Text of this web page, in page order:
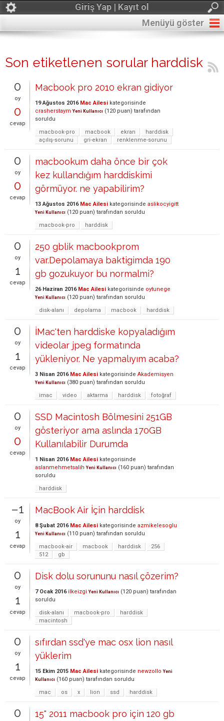
Giriş Yap | Kayıt ol
Menüyü göster
Son etiketlenen sorular harddisk
0
oy
0
cevap
Macbook pro 2010 ekran gidiyor
19 Ağustos 2016 Mac Ailesi kategorisinde
crasherstaym Yeni Kullanıcı (120 puan) tarafından
soruldu
macbook-pro
macbook ekran
harddisk
açılış-sorunu
gri-ekran renklenme-sorunu
0
oy
0
cevap
macbookum daha önce bir çok
kez kullandığım harddiskimi
görmüyor. ne yapabilirim?
13 Ağustos 2016 Mac Ailesi kategorisinde aslikocyigitt
Yeni Kullanıcı (120 puan) tarafından soruldu
macbook-pro
harddisk
0
oy
1
cevap
250 gblik macbookprom
var.Depolamaya baktigimda 190
gb gozukuyor bu normalmi?
26 Haziran 2016 Mac Ailesi kategorisinde oytunege
Yeni Kullanıcı (120 puan) tarafından soruldu
disk-alanı
depolama macbook harddisk
0
oy
1
cevap
İMac'ten harddiske kopyaladığım
videolar jpeg formatında
yükleniyor. Ne yapmalıyım acaba?
3 Nisan 2016 Mac Ailesi kategorisinde Akademisyen
Yeni Kullanıcı (380 puan) tarafından soruldu
imac
video aktarma harddisk fotoğraf
0
oy
0
cevap
SSD Macintosh Bölmesini 251GB
gösteriyor ama aslında 170GB
Kullanılabilir Durumda
1 Nisan 2016 Mac Ailesi kategorisinde
aslanmehmetsalih Yeni Kullanıcı (160 puan) tarafından
soruldu
harddisk
–1
oy
1
cevap
MacBook Air İçin harddisk
8 Şubat 2016 Mac Ailesi kategorisinde azmikelesoglu
Yeni Kullanıcı (110 puan) tarafından soruldu
macbook-air
macbook harddisk
256
512
gb
0
oy
1
cevap
Disk dolu sorununu nasıl çözerim?
7 Ocak 2016 ilkeizgi Yeni Kullanıcı (120 puan) tarafından
soruldu
disk-alanı
macbook-pro
harddisk
macintosh
0
oy
1
cevap
sıfırdan ssd'ye mac osx lion nasıl
yüklerim
15 Ekim 2015 Mac Ailesi kategorisinde newzollo Yeni
Kullanıcı (160 puan) tarafından soruldu
mac
os x lion ssd harddisk
0
15" 2011 macbook pro için 120 gb